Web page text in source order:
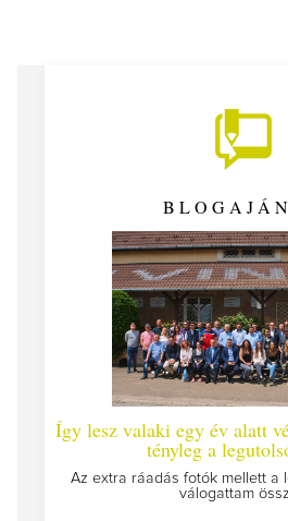
Így lesz valaki egy év alatt
tényleg a
Az extra ráadás fotók mellett a
válogattam